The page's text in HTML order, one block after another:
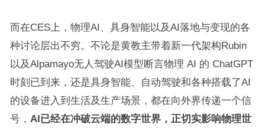
而在CES上，物理AI、具身智能以及AI落地与变现的各
种讨论层出不穷。不论是黄教主带着新一代架构Rubin
以及Alpamayo无人驾驶AI模型断言物理 AI 的 ChatGPT
时刻已到来，还是具身智能、自动驾驶和各种搭载了AI
的设备进入到生活及生产场景，都在向外界传递一个信
号， AI已经在冲破云端的数字世界，正切实影响物理世